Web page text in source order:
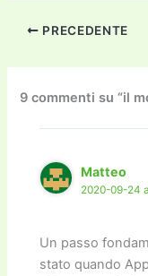
c
b
o
o
k
itt ai
PRECEDENTE
9 commenti su “il
Matteo
2020-09-24
Un passo
stato quando